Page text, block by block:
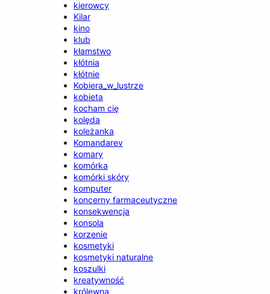
kierowcy
Kilar
kino
klub
kłamstwo
kłótnia
kłótnie
Kobiera_w_lustrze
kobieta
kocham cię
kolęda
koleżanka
Komandarev
komary
komórka
komórki skóry
komputer
koncerny farmaceutyczne
konsekwencja
konsola
korzenie
kosmetyki
kosmetyki naturalne
koszulki
kreatywność
królewna